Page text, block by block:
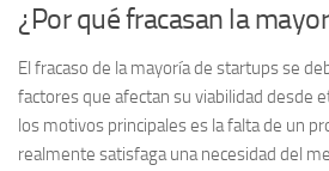
¿Por qué fracasan la
El fracaso de la mayoría de startups se
factores que afectan su viabilidad desde
los motivos principales es la falta de un
realmente satisfaga una necesidad del